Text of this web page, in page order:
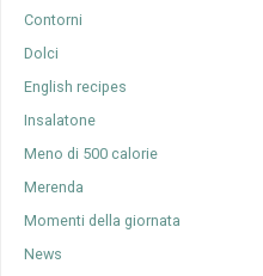
Contorni
Dolci
English recipes
Insalatone
Meno di 500 calorie
Merenda
Momenti della giornata
News